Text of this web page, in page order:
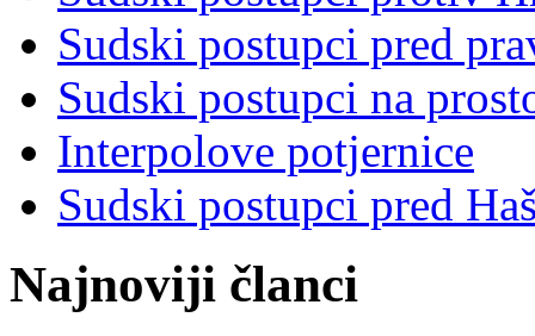
Sudski postupci pred
Sudski postupci na
Interpolove potjernice
Sudski postupci pred
Najnoviji članci